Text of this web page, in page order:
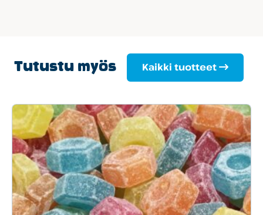
Tutustu myös Kaikki tuotteet